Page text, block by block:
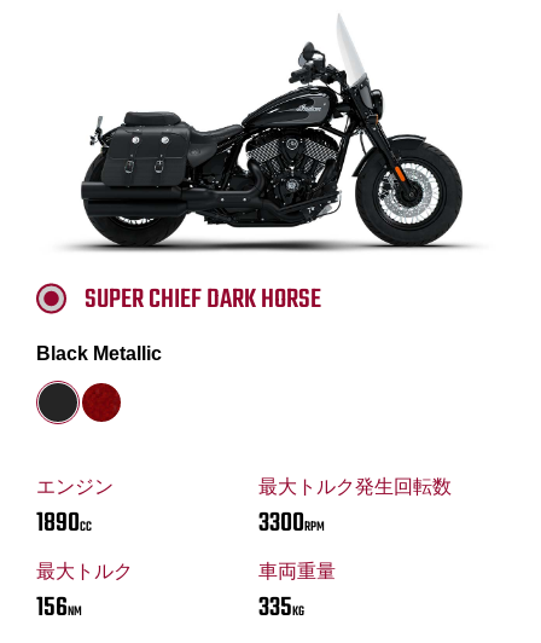
エンジン
1890CC
最大トルク発生回転数
3300RPM
最大トルク
156NM
車両重量
335KG
SUPER CHIEF DARK HORSE
Black Metallic